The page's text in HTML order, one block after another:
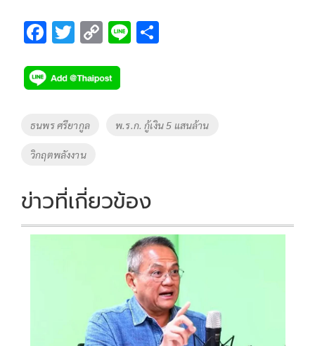
F
e
b
o
o
k
T
tt
er
C
p
y
Li
Li
Tags
ธนพร ศรียากูล พ.ร.ก. กู้เงิน 5 แสนล้าน
วิกฤตพลังงาน
ข่าวที่เกี่ยวข้อง